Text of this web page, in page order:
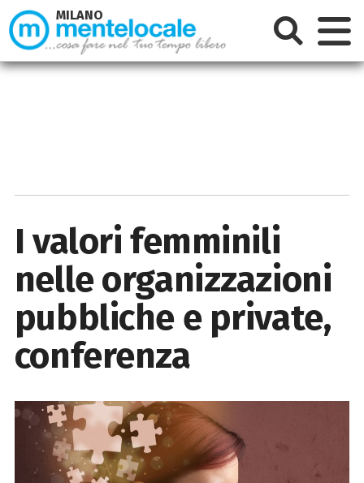
I valori femminili
nelle organizzazioni
pubbliche e private,
conferenza
MILANO